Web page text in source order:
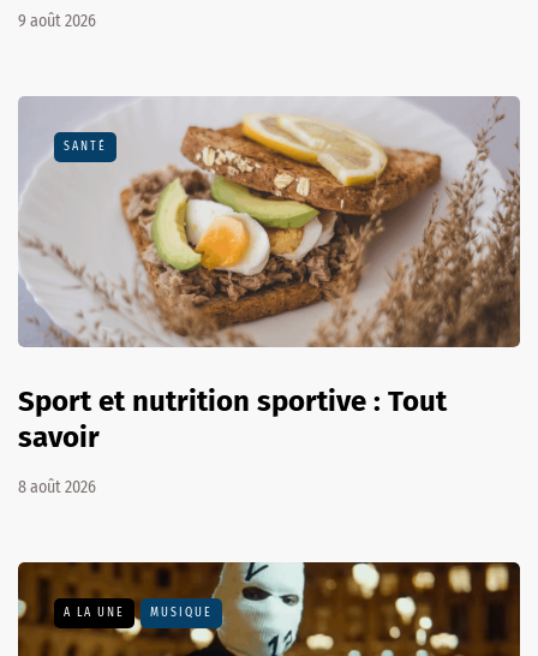
9 août 2026
SANTÉ
Sport et nutrition sportive : Tout
savoir
8 août 2026
A LA UNE MUSIQUE